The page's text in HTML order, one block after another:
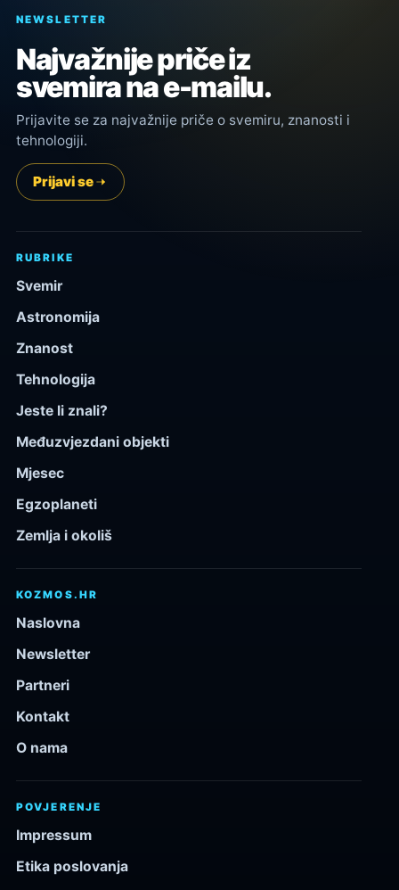
NEWSLETTER
Najvažnije priče iz
svemira na e-mailu.
Prijavite se za najvažnije priče o svemiru, znanosti i
tehnologiji.
Prijavi se
RUBRIKE
Svemir
Astronomija
Znanost
Tehnologija
Jeste li znali?
Međuzvjezdani objekti
Mjesec
Egzoplaneti
Zemlja i okoliš
KOZMOS.HR
Naslovna
Newsletter
Partneri
Kontakt
O nama
POVJERENJE
Impressum
Etika poslovanja